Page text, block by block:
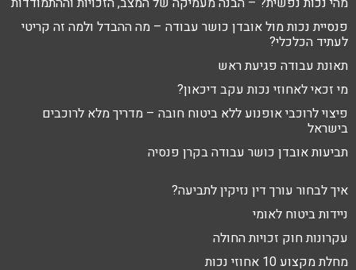
פנסיית נכות מול אובדן כושר עבודה – מה ההבדל ולמה זה קריטי
לעתיד הכלכלי?
תאונת עבודה פגיעת ראש
מי זכאי לאחוזי נכות עקב דיכאון?
פיצוי לרוכבי אופנוע ללא ביטוח חובה – מדריך מלא לרוכבים
בישראל
תביעות אובדן כושר עבודה בקרן פנסיה
איך לבחור עורך דין נזיקין לתביעה?
ניידות ביטוח לאומי
עקרונות חוק זכויות החולה
מחלת מקצוע 10 אחוזי נכות